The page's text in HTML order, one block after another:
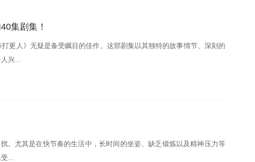
集剧集！
更人》无疑是备受瞩目的佳作。这部剧集以其独特的故事情节、深刻的
兴...
。尤其是在快节奏的生活中，长时间的坐姿、缺乏锻炼以及精神压力等
...